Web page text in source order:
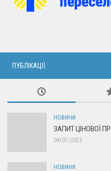
ПУБЛІКАЦІЇ
НОВИНИ
ЗАПИТ ЦІНОВОЇ
04/07/2025
НОВИНИ